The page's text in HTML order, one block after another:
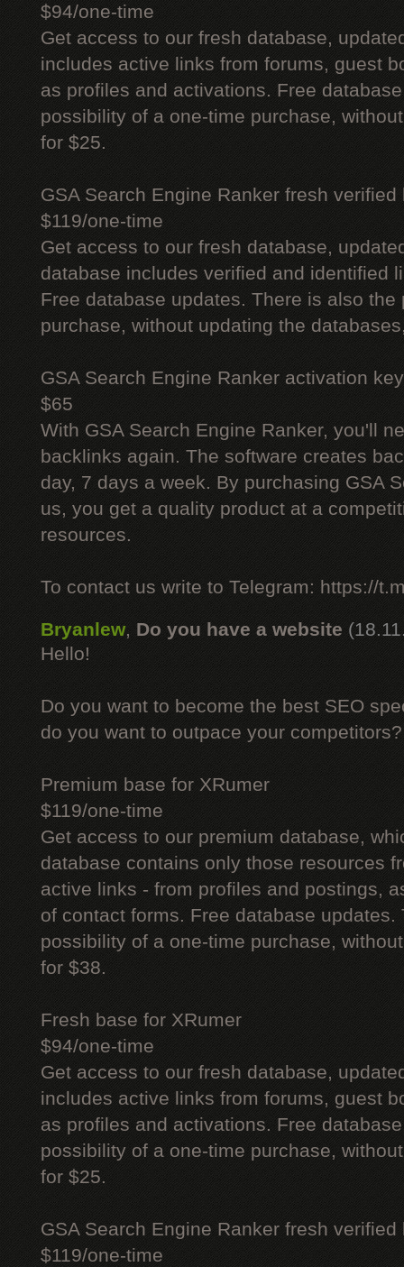
$94/one-time
Get access to our fresh database,
includes active links from forums, guest
as profiles and activations. Free
possibility of a one-time purchase,
for $25.
GSA Search Engine Ranker fresh verified
$119/one-time
Get access to our fresh database,
database includes verified and identified
Free database updates. There is also
purchase, without updating the
GSA Search Engine Ranker activation key
$65
With GSA Search Engine Ranker, you'll
backlinks again. The software creates
day, 7 days a week. By purchasing GSA
us, you get a quality product at a
resources.
To contact us write to Telegram: https://
Bryanlew, Do you have a website
Hello!
Do you want to become the best SEO
do you want to outpace your competitors?
Premium base for XRumer
$119/one-time
Get access to our premium database,
database contains only those resources
active links - from profiles and postings,
of contact forms. Free database updates.
possibility of a one-time purchase,
for $38.
Fresh base for XRumer
$94/one-time
Get access to our fresh database,
includes active links from forums, guest
as profiles and activations. Free
possibility of a one-time purchase,
for $25.
GSA Search Engine Ranker fresh verified
$119/one-time